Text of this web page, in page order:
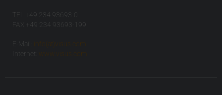
TEL +49 234 93693-0
FAX +49 234 93693-199
E-Mail:
info(at)visus.com
Internet:
www.visus.com